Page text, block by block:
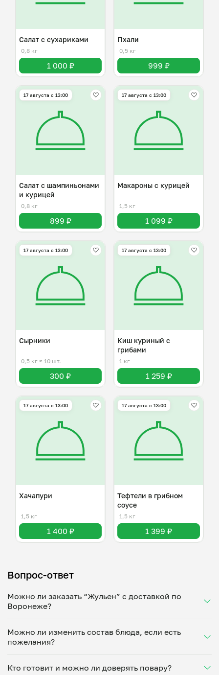
Салат с сухариками
0,8 кг
1 000 ₽
Пхали
0,5 кг
999 ₽
17 августа с 13:00
Салат с шампиньонами
и курицей
0,8 кг
899 ₽
17 августа с 13:00
Макароны с курицей
1,5 кг
1 099 ₽
17 августа с 13:00
Сырники
0,5 кг ≈ 10 шт.
300 ₽
17 августа с 13:00
Киш куриный с
грибами
1 кг
1 259 ₽
17 августа с 13:00
Хачапури
1,5 кг
1 400 ₽
17 августа с 13:00
Тефтели в грибном
соусе
1,5 кг
1 399 ₽
Вопрос-ответ
Можно ли заказать “Жульен” с доставкой по
Воронеже?
Укажите удобное время — и получите свежее
домашнее блюдо в большой порции прямо с плиты.
минут. Статус заказа отслеживайте в личном
кабинете, а с поваром можно связаться напрямую в
Можно ли изменить состав блюда, если есть
пожелания?
под ваши предпочтения: уберет специи, снизит
Кто готовит и можно ли доверять повару?